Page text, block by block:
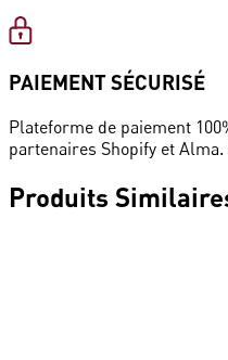
PAIEMENT SÉCURISÉ
Plateforme de paiement
partenaires Shopify et
Produits